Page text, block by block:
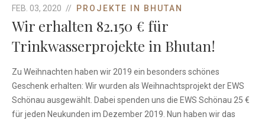
FEB. 03, 2020 PROJEKTE IN BHUTAN
Wir erhalten 82.150 € für
Trinkwasserprojekte in Bhutan!
Zu Weihnachten haben wir 2019 ein besonders schönes
Geschenk erhalten: Wir wurden als Weihnachtsprojekt der EWS
Schönau ausgewählt. Dabei spenden uns die EWS Schönau 25 €
für jeden Neukunden im Dezember 2019. Nun haben wir das